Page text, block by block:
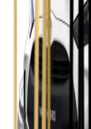
Seat Leon
Skoda Fabia
Zobacz
Skoda Kamiq
Zobacz
Skoda Octavia